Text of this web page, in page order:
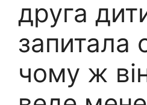
друга
запитала
чому ж